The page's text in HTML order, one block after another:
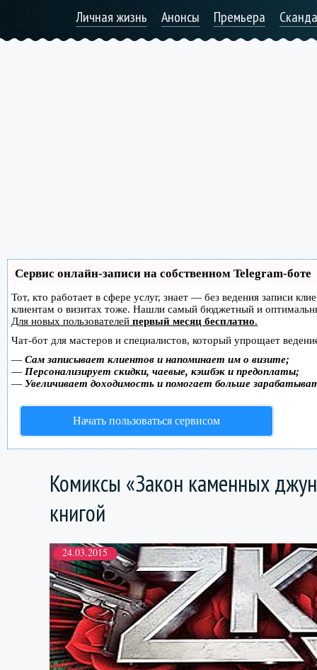
Личная жизнь Анонсы Премьера
Сервис онлайн-записи на собственном Telegram-боте
Тот, кто работает в сфере услуг, знает — без ведения записи
клиентам о визитах тоже. Нашли самый бюджетный и
Для новых пользователей первый месяц бесплатно.
Чат-бот для мастеров и специалистов, который упрощает
— Сам записывает клиентов и напоминает им о визите;
— Персонализирует скидки, чаевые, кэшбэк и предоплаты;
— Увеличивает доходимость и помогает больше
Начать пользоваться сервисом
Комиксы «Закон каменных
книгой
24.03.2015